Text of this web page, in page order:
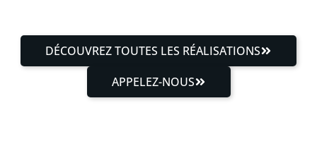
DÉCOUVREZ TOUTES LES RÉALISATIONS
APPELEZ-NOUS